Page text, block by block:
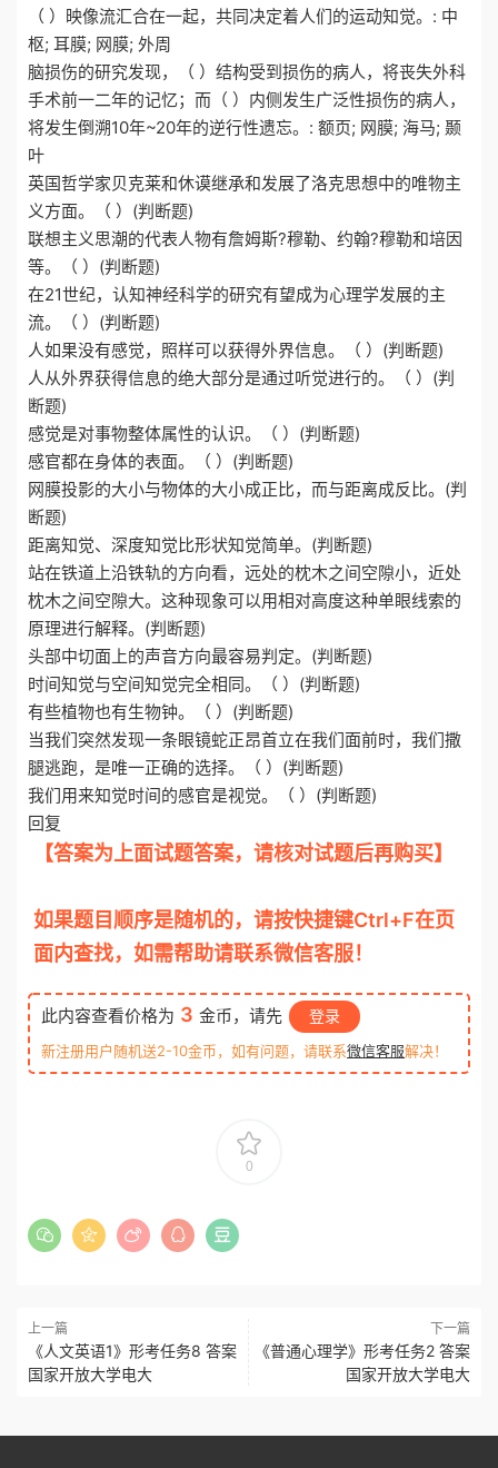
（ ）映像流汇合在一起，共同决定着人们的运动知觉。: 中
枢; 耳膜; 网膜; 外周
脑损伤的研究发现，（ ）结构受到损伤的病人，将丧失外科
手术前一二年的记忆；而（ ）内侧发生广泛性损伤的病人，
将发生倒溯10年~20年的逆行性遗忘。: 额页; 网膜; 海马; 颞
叶
英国哲学家贝克莱和休谟继承和发展了洛克思想中的唯物主
义方面。（ ）(判断题)
联想主义思潮的代表人物有詹姆斯?穆勒、约翰?穆勒和培因
等。（ ）(判断题)
在21世纪，认知神经科学的研究有望成为心理学发展的主
流。（ ）(判断题)
人如果没有感觉，照样可以获得外界信息。（ ）(判断题)
人从外界获得信息的绝大部分是通过听觉进行的。（ ）(判
断题)
感觉是对事物整体属性的认识。（ ）(判断题)
感官都在身体的表面。（ ）(判断题)
网膜投影的大小与物体的大小成正比，而与距离成反比。(判
断题)
距离知觉、深度知觉比形状知觉简单。(判断题)
站在铁道上沿铁轨的方向看，远处的枕木之间空隙小，近处
枕木之间空隙大。这种现象可以用相对高度这种单眼线索的
原理进行解释。(判断题)
头部中切面上的声音方向最容易判定。(判断题)
时间知觉与空间知觉完全相同。（ ）(判断题)
有些植物也有生物钟。（ ）(判断题)
当我们突然发现一条眼镜蛇正昂首立在我们面前时，我们撒
腿逃跑，是唯一正确的选择。（ ）(判断题)
我们用来知觉时间的感官是视觉。（ ）(判断题)
回复
【答案为上面试题答案，请核对试题后再购买】
如果题目顺序是随机的，请按快捷键Ctrl+F在页
面内查找，如需帮助请联系微信客服！
此内容查看价格为 3 金币，请先 登录
新注册用户随机送2-10金币，如有问题，请联系微信客服解决！
0
上一篇
《人文英语1》形考任务8 答案
国家开放大学电大
下一篇
《普通心理学》形考任务2 答案
国家开放大学电大